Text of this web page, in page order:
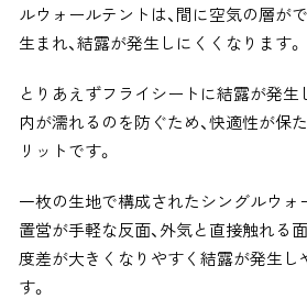
ルウォールテントは、間に空気の層が
生まれ、結露が発生しにくくなります。
とりあえずフライシートに結露が発生
内が濡れるのを防ぐため、快適性が保
リットです。
一枚の生地で構成されたシングルウォ
置営が手軽な反面、外気と直接触れる
度差が大きくなりやすく結露が発生し
す。